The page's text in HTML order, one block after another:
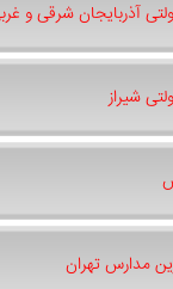
آذربایجان شرقی و
شیراز
مدارس تهران